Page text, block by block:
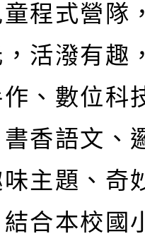
程式營隊
活潑有趣
、數位科
香語文、
主題、奇
合本校國